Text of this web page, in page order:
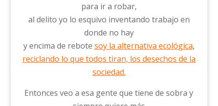
para ir a robar,
al delito yo lo esquivo inventando trabajo en
donde no hay
y encima de rebote soy la alternativa ecológica,
reciclando lo que todos tiran, los desechos de la
sociedad.
Entonces veo a esa gente que tiene de sobra y